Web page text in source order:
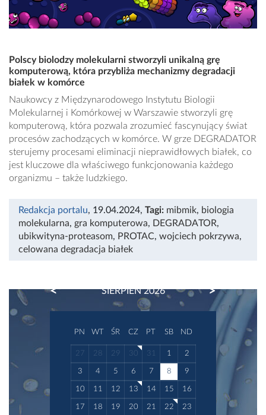
Polscy biolodzy molekularni stworzyli unikalną grę
komputerową, która przybliża mechanizmy degradacji
białek w komórce
Naukowcy z Międzynarodowego Instytutu Biologii
Molekularnej i Komórkowej w Warszawie stworzyli grę
komputerową, która pozwala zrozumieć fascynujący świat
procesów zachodzących w komórce. W grze DEGRADATOR
sterujemy procesami eliminacji nieprawidłowych białek, co
jest kluczowe dla właściwego funkcjonowania każdego
organizmu – także ludzkiego.
Redakcja portalu, 19.04.2024, Tagi: mibmik, biologia
molekularna, gra komputerowa, DEGRADATOR,
ubikwityna-proteasom, PROTAC, wojciech pokrzywa,
celowana degradacja białek
SIERPIEŃ 2026
PREVIOUS NEXT
PN WT ŚR CZ PT SB ND
27 28 29 30 31 1 2
3 4 5 6 7 8 9
10 11 12 13 14 15 16
17 18 19 20 21 22 23